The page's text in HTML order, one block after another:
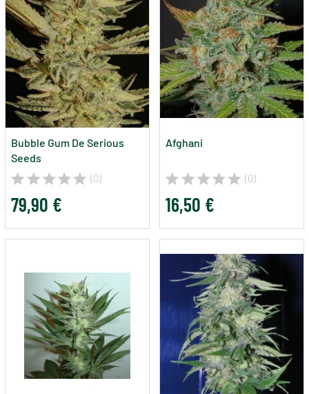
Bubble Gum De Serious
Seeds
(0)
79,90 €
Afghani
(0)
16,50 €